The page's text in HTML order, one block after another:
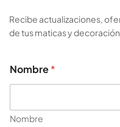
Recibe actualizaciones,
de tus maticas y
m
a
l
*
Nombre*
Nombre